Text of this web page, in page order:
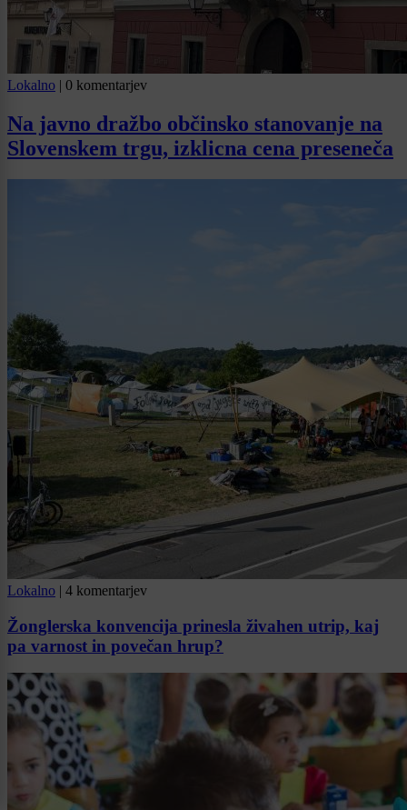
Lokalno | 0 komentarjev
Na javno dražbo občinsko stanovanje na
Slovenskem trgu, izklicna cena preseneča
Lokalno | 4 komentarjev
Žonglerska konvencija prinesla živahen utrip, kaj
pa varnost in povečan hrup?